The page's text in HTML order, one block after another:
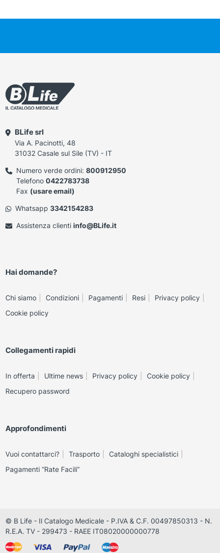
BLife srl
Via A. Pacinotti, 48
31032 Casale sul Sile (TV) - IT
Numero verde ordini: 800912950
Telefono 0422783738
Fax (usare email)
Whatsapp 3342154283
Assistenza clienti info@BLife.it
Hai domande?
Chi siamo Condizioni Pagamenti Resi
Privacy policy
Cookie policy
Collegamenti rapidi
In offerta Ultime news Privacy policy
Cookie policy
Recupero password
Approfondimenti
Vuoi contattarci? Trasporto
Cataloghi specialistici
Pagamenti “Rate Facili”
© B Life - Il Catalogo Medicale - P.IVA & C.F. 00497850313 - N.
R.E.A. TV - 299473 - RAEE IT08020000000778